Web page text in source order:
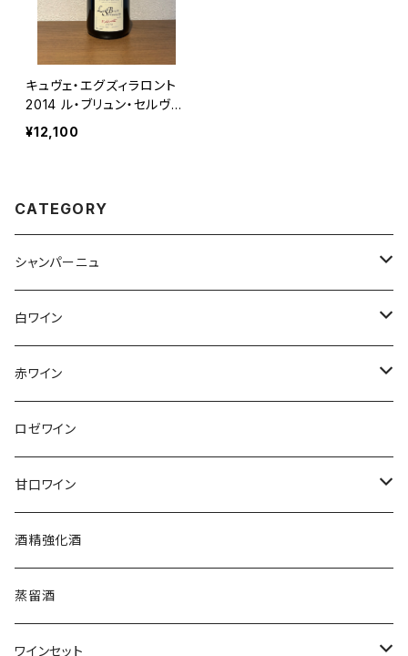
キュヴェ・エグズィラロント
2014 ル・ブリュン・セルヴネ
イ シャンパーニュ 750ml
¥12,100
CATEGORY
シャンパーニュ
アンリ・ジロー
アンリ・ビリオ・フィス
エティエンヌ・ルフェーヴル
クリスチャン・ゴセ
クロード・カザル
ジェローム・ルフェーヴル
シャルトーニュ・タイエ
白ワイン
フランス
アルザス
ブルゴーニュ
ドイツ
オーストラリア
ニュージーランド
南アフリカ
チリ
赤ワイン
フランス
アルザス
シュッド・ウエスト
スロヴァキア
オーストラリア
ニュージーランド
南アフリカ
ロゼワイン
甘口ワイン
フランス
ソーテルヌ
酒精強化酒
蒸留酒
ワインセット